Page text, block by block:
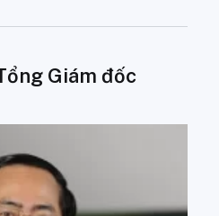
Giám đốc